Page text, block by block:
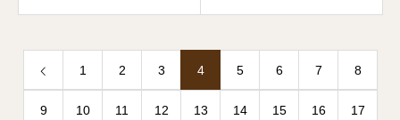
1 2 3 4 5 6 7 8
9 10 11 12 13 14 15 16 17